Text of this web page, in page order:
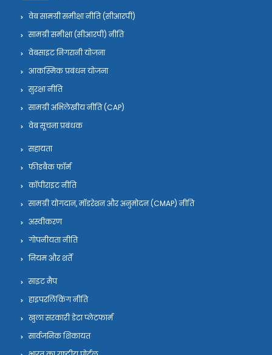
वेब सामग्री समीक्षा नीति (सीआरपी)
सामग्री समीक्षा (सीआरपी) नीति
वेबसाइट निगरानी योजना
आकस्मिक प्रबंधन योजना
सुरक्षा नीति
सामग्री अभिलेखीय नीति (CAP)
वेब सूचना प्रबंधक
सहायता
फीडबैक फॉर्म
कॉपीराइट नीति
सामग्री योगदान, मॉडरेशन और अनुमोदन (CMAP) नीति
अस्वीकरण
गोपनीयता नीति
नियम और शर्तें
साइट मैप
हाइपरलिंकिंग नीति
खुला सरकारी डेटा प्लेटफार्म
सार्वजनिक शिकायत